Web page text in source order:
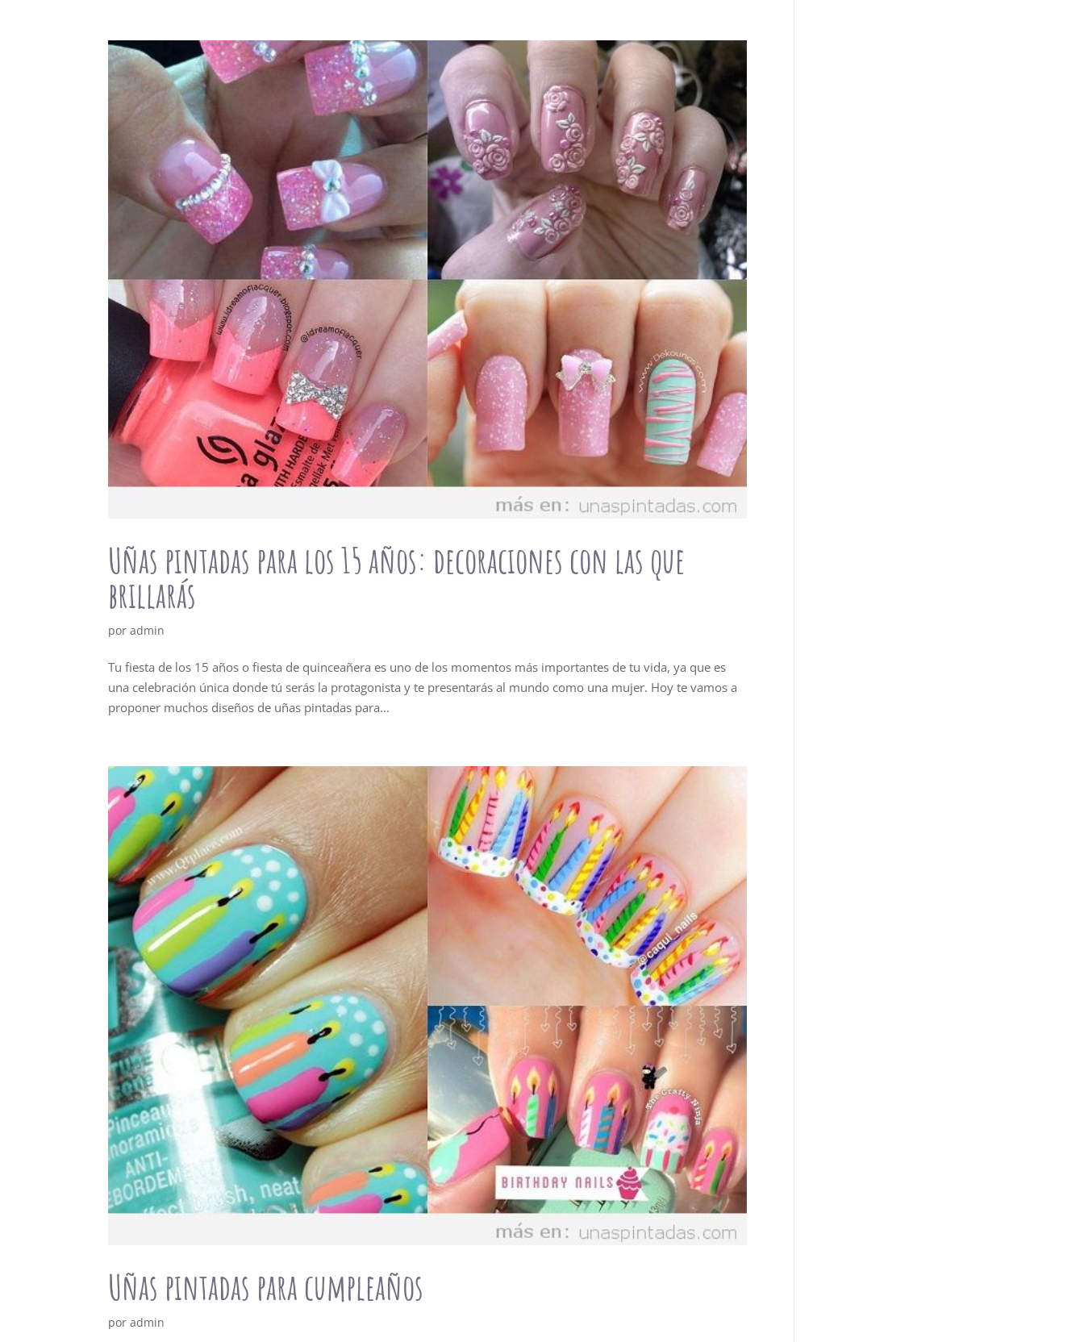
Uñas pintadas para los 15 años: decoraciones con las que
brillarás
poradmin
Tu fiesta de los 15 años o fiesta de quinceañera es uno de los momentos más importantes de tu vida, ya que es
una celebración única donde tú serás la protagonista y te presentarás al mundo como una mujer. Hoy te vamos a
proponer muchos diseños de uñas pintadas para...
Uñas pintadas para cumpleaños
poradmin